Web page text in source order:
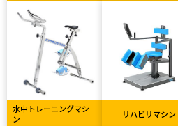
水中トレーニングマシ
ン
リハビリマシン